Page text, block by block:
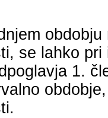
se lahko
1.